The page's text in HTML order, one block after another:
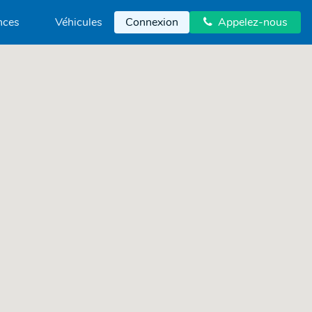
Véhicules Connexion  Appelez-nous